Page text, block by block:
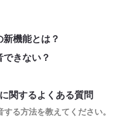
機能とは？
きない？
関するよくある質問
る方法を教えてください。